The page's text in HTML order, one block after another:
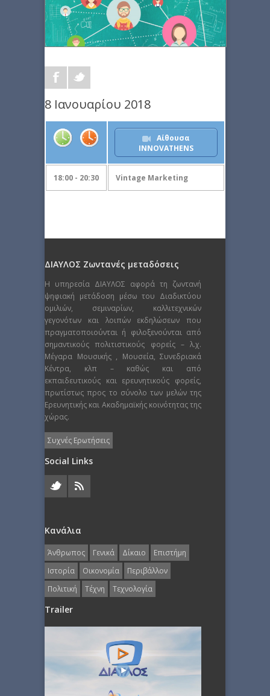
8 Ιανουαρίου 2018
Αίθουσα
INNOVATHENS
18:00 - 20:30 Vintage Marketing
ΔΙΑΥΛΟΣ Ζωντανές μεταδόσεις
Η υπηρεσία ΔΙΑΥΛΟΣ αφορά τη ζωντανή
ψηφιακή μετάδοση μέσω του Διαδικτύου
ομιλιών, σεμιναρίων, καλλιτεχνικών
γεγονότων και λοιπών εκδηλώσεων που
πραγματοποιούνται ή φιλοξενούνται από
σημαντικούς πολιτιστικούς φορείς – λ.χ.
Μέγαρα Μουσικής , Μουσεία, Συνεδριακά
Κέντρα, κλπ – καθώς και από
εκπαιδευτικούς και ερευνητικούς φορείς,
πρωτίστως προς το σύνολο των μελών της
Ερευνητικής και Ακαδημαϊκής κοινότητας της
χώρας.
Συχνές Ερωτήσεις
Social Links
Κανάλια
Άνθρωπος Γενικά Δίκαιο
Επιστήμη
Ιστορία
Οικονομία
Περιβάλλον
Πολιτική
Τέχνη Τεχνολογία
Trailer